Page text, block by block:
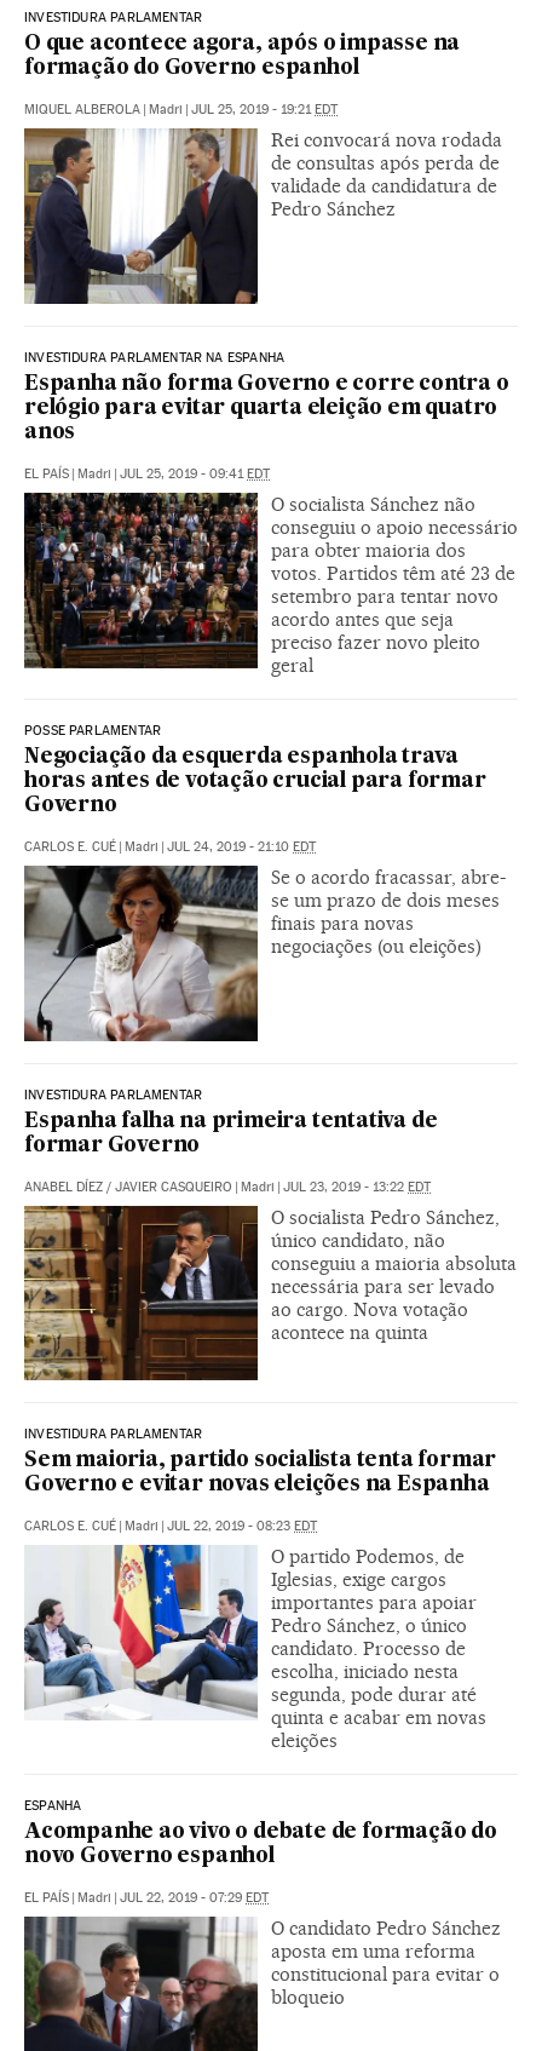
INVESTIDURA PARLAMENTAR
O que acontece agora, após o impasse na
formação do Governo espanhol
MIQUEL ALBEROLA | Madri | JUL 25, 2019 - 19:21 EDT
Rei convocará nova rodada
de consultas após perda de
validade da candidatura de
Pedro Sánchez
INVESTIDURA PARLAMENTAR NA ESPANHA
Espanha não forma Governo e corre contra o
relógio para evitar quarta eleição em quatro
anos
EL PAÍS | Madri | JUL 25, 2019 - 09:41 EDT
O socialista Sánchez não
conseguiu o apoio necessário
para obter maioria dos
votos. Partidos têm até 23 de
setembro para tentar novo
acordo antes que seja
preciso fazer novo pleito
geral
POSSE PARLAMENTAR
Negociação da esquerda espanhola trava
horas antes de votação crucial para formar
Governo
CARLOS E. CUÉ | Madri | JUL 24, 2019 - 21:10 EDT
Se o acordo fracassar, abre-
se um prazo de dois meses
finais para novas
negociações (ou eleições)
INVESTIDURA PARLAMENTAR
Espanha falha na primeira tentativa de
formar Governo
ANABEL DÍEZ / JAVIER CASQUEIRO | Madri | JUL 23, 2019 - 13:22 EDT
O socialista Pedro Sánchez,
único candidato, não
conseguiu a maioria absoluta
necessária para ser levado
ao cargo. Nova votação
acontece na quinta
INVESTIDURA PARLAMENTAR
Sem maioria, partido socialista tenta formar
Governo e evitar novas eleições na Espanha
CARLOS E. CUÉ Madri JUL 22, 2019 - 08:23 EDT
O partido Podemos, de
Iglesias, exige cargos
importantes para apoiar
Pedro Sánchez, o único
candidato. Processo de
escolha, iniciado nesta
segunda, pode durar até
quinta e acabar em novas
eleições
ESPANHA
Acompanhe ao vivo o debate de formação do
novo Governo espanhol
EL PAÍS Madri JUL 22, 2019 - 07:29 EDT
O candidato Pedro Sánchez
aposta em uma reforma
constitucional para evitar o
bloqueio